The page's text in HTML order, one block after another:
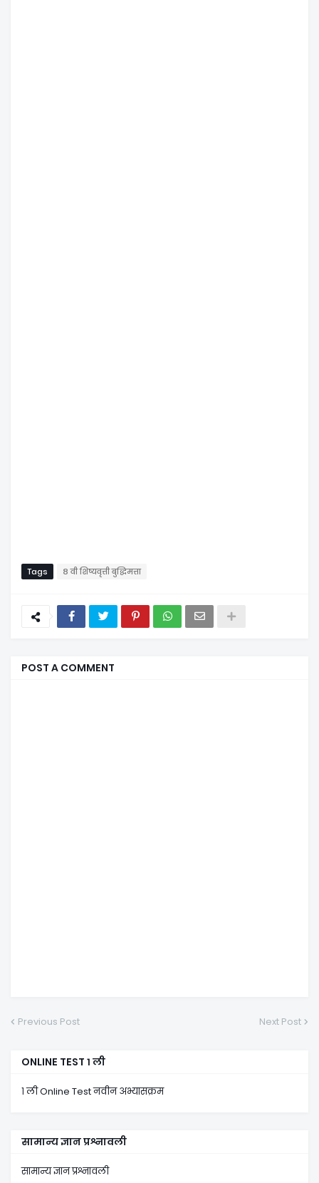
Tags ८ वी शिष्यवृत्ती बुद्धिमत्ता
POST A COMMENT
Previous Post Next Post
ONLINE TEST १ ली
१ ली Online Test नवीन अभ्यासक्रम
सामान्य ज्ञान प्रश्नावली
सामान्य ज्ञान प्रश्नावली